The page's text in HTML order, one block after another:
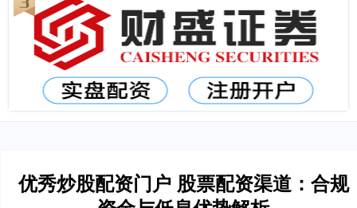
优秀炒股配资门户 股票配资渠道：合规